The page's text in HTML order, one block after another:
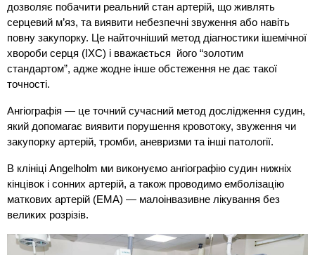
дозволяє побачити реальний стан артерій, що живлять
серцевий м’яз, та виявити небезпечні звуження або навіть
повну закупорку. Це найточніший метод діагностики ішемічної
хвороби серця (ІХС) і вважається  його “золотим
стандартом”, адже жодне інше обстеження не дає такої
точності.
Ангіографія — це точний сучасний метод дослідження судин,
який допомагає виявити порушення кровотоку, звуження чи
закупорку артерій, тромби, аневризми та інші патології.
В клініці Angelholm ми виконуємо ангіографію судин нижніх
кінцівок і сонних артерій, а також проводимо емболізацію
маткових артерій (ЕМА) — малоінвазивне лікування без
великих розрізів.